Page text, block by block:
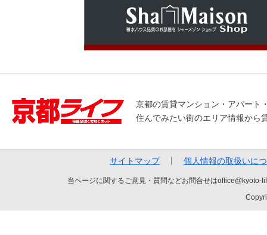
京都の賃貸マンション・アパート
住んでみたい街のエリア情報から
サイトマップ 個人情報の取扱いに
当ページに関するご意見・質問などお問合せは